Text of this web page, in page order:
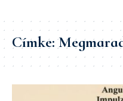
Címke: